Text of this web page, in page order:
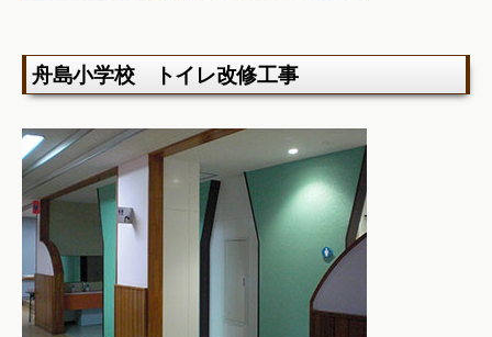
舟島小学校 トイレ改修工事